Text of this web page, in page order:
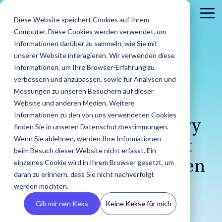
Diese Website speichert Cookies auf Ihrem
Computer. Diese Cookies werden verwendet, um
Informationen darüber zu sammeln, wie Sie mit
unserer Website interagieren. Wir verwenden diese
Informationen, um Ihre Browser-Erfahrung zu
verbessern und anzupassen, sowie für Analysen und
Messungen zu unseren Besuchern auf dieser
Website und anderen Medien. Weitere
Informationen zu den von uns verwendeten Cookies
finden Sie in unseren Datenschutzbestimmungen.
Wenn Sie ablehnen, werden Ihre Informationen
beim Besuch dieser Website nicht erfasst. Ein
einzelnes Cookie wird in Ihrem Browser gesetzt, um
daran zu erinnern, dass Sie nicht nachverfolgt
werden möchten.
Gib mir nen Keks Keine Kekse für mich
Skip
the
main
content.
Finde Creator
Finde starke
Influencer und
Creator weltweit
mit der KI-
gestützten
Analysiere
Zielgruppen
Vermeide Fake
Following und lerne
schon vor Beginn
einer Kooperation
Agenturen
Finde heraus
wie IROIN®
Agenturen bei
der
Umsetzung
von Influencer
Kampagnen
Brands
Finde
heraus wie
IROIN®
Marken bei
Umsetzung
ihrer
Blog
In unserem Blog
aktuelle Artikel
und spannende
Beiträge rund
um Influencer
IROINs®
Rising Stars
Zehn Creator,
die uns diesen
auf Instagram,
TikTok, Twitch &
YouTube
Guides &
Reports
Unsere
Reports
erfolgreiches
Das sind wir
Einblick in unser
Unternehmen wir
stellen uns vor.
Karriere
Traumkarrieren
Entdecke deine
Zukunft.
2 MIN. LESEZEIT
NEU: Twitch Discovery
- Creator datenbasiert
& ohne Umwege finden
Nicole:29.07.2025, 12:24:46
Influencer Marketing